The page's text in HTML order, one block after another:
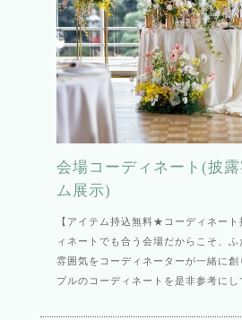
会場コーディネート(披
ム展示)
【アイテム持込無料★コーディネー
ィネートでも合う会場だからこそ、
雰囲気をコーディネーターが一緒に創
プルのコーディネートを是非参考にし